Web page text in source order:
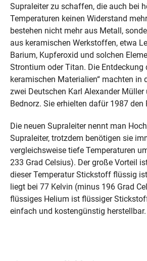
Supraleiter zu schaffen, die auch bei
Temperaturen keinen Widerstand
bestehen nicht mehr aus Metall,
aus keramischen Werkstoffen, etwa
Barium, Kupferoxid und solchen
Strontium oder Titan. Die Entdeckung
keramischen Materialien“ machten in
zwei Deutschen Karl Alexander Müller
Bednorz. Sie erhielten dafür 1987 den
Die neuen Supraleiter nennt man
Supraleiter, trotzdem benötigen sie
vergleichsweise tiefe Temperaturen
233 Grad Celsius). Der große Vorteil
dieser Temperatur Stickstoff flüssig
liegt bei 77 Kelvin (minus 196 Grad
flüssiges Helium ist flüssiger
einfach und kostengünstig herstellbar.